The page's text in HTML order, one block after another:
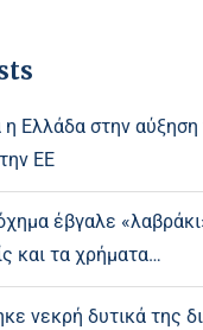
Ελλάδα στην
ΕΕ
έβγαλε
και τα χρήματα…
νεκρή δυτικά της